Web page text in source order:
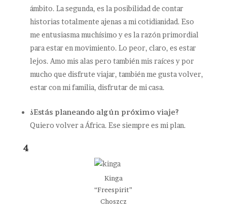
ámbito. La segunda, es la posibilidad de contar
historias totalmente ajenas a mi cotidianidad. Eso
me entusiasma muchísimo y es la razón primordial
para estar en movimiento. Lo peor, claro, es estar
lejos. Amo mis alas pero también mis raíces y por
mucho que disfrute viajar, también me gusta volver,
estar con mi familia, disfrutar de mi casa.
¿Estás planeando algún próximo viaje?
Quiero volver a África. Ese siempre es mi plan.
4
Kinga
“Freespirit”
Choszcz